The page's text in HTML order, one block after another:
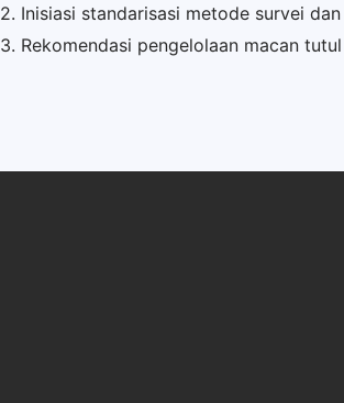
2. Inisiasi standarisasi metode survei
3. Rekomendasi pengelolaan macan